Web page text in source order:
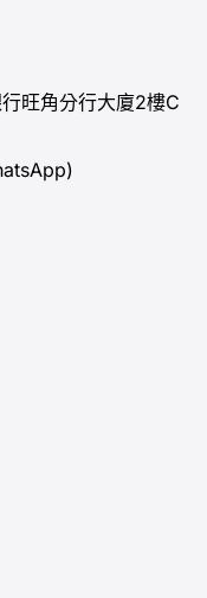
循以下步驟。 以下
鎖的操作指南。 1.
旺角分行大廈2樓C